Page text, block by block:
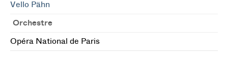
Vello Pähn
Orchestre
Opéra National de Paris